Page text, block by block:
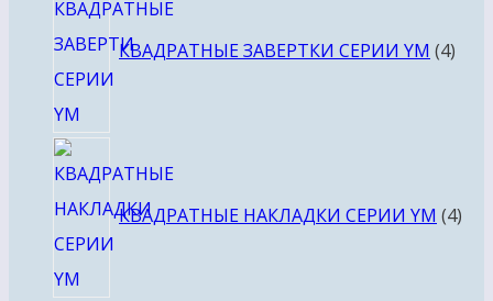
КВАДРАТНЫЕ ЗАВЕРТКИ СЕРИИ YM 4
КВАДРАТНЫЕ НАКЛАДКИ СЕРИИ YM 4